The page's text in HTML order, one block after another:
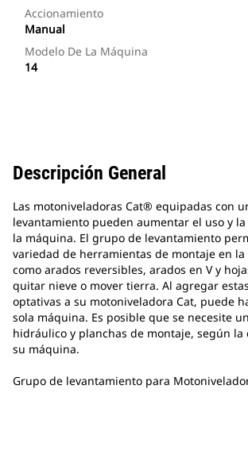
Accionamiento
Manual
Modelo De La Máquina
14
Descripción General
Las motoniveladoras Cat® equipadas con
levantamiento pueden aumentar el uso y
la máquina. El grupo de levantamiento
variedad de herramientas de montaje en
como arados reversibles, arados en V y
quitar nieve o mover tierra. Al agregar
optativas a su motoniveladora Cat, puede
sola máquina. Es posible que se necesite
hidráulico y planchas de montaje, según
su máquina.
Grupo de levantamiento para